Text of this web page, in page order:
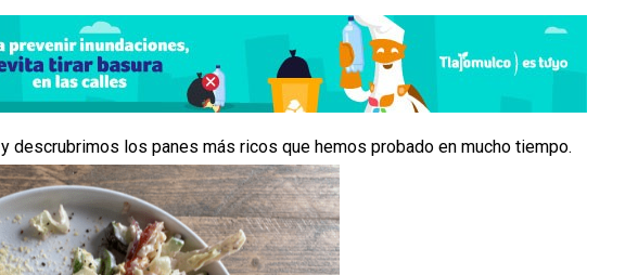
y descrubrimos los panes más ricos que hemos probado en mucho tiempo.